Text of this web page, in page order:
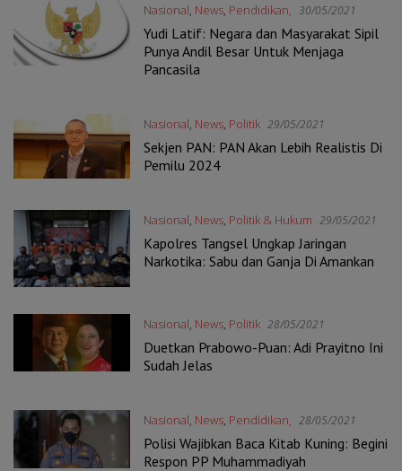
Nasional News, Pendidikan, 30/05/2021
Yudi Latif: Negara dan Masyarakat Sipil
Punya Andil Besar Untuk Menjaga
Pancasila
Nasional News, Politik 29/05/2021
Sekjen PAN: PAN Akan Lebih Realistis Di
Pemilu 2024
Nasional News, Politik & Hukum 29/05/2021
Kapolres Tangsel Ungkap Jaringan
Narkotika: Sabu dan Ganja Di Amankan
Nasional, News, Politik 28/05/2021
Duetkan Prabowo-Puan: Adi Prayitno Ini
Sudah Jelas
Nasional, News, Pendidikan, 28/05/2021
Polisi Wajibkan Baca Kitab Kuning: Begini
Respon PP Muhammadiyah